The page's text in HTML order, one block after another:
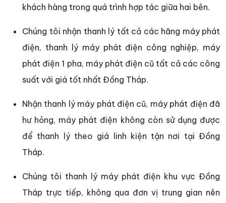
khách hàng trong quá trình hợp tác giữa hai bên.
Chúng tôi nhận thanh lý tất cả các hãng máy phát
điện, thanh lý máy phát điện công nghiệp, máy
phát điện 1 pha, máy phát điện cũ tất cả các công
suất với giá tốt nhất Đồng Tháp.
Nhận thanh lý máy phát điện cũ, máy phát điện đã
hư hỏng, máy phát điện không còn sử dụng được
để thanh lý theo giá linh kiện tận nơi tại Đồng
Tháp.
Chúng tôi thanh lý máy phát điện khu vực Đồng
Tháp trực tiếp, không qua đơn vị trung gian nên